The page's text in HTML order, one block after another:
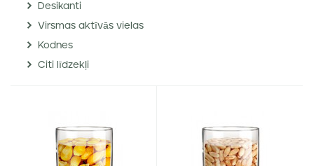
Desikanti
Virsmas aktīvās vielas
Kodnes
Citi līdzekļi